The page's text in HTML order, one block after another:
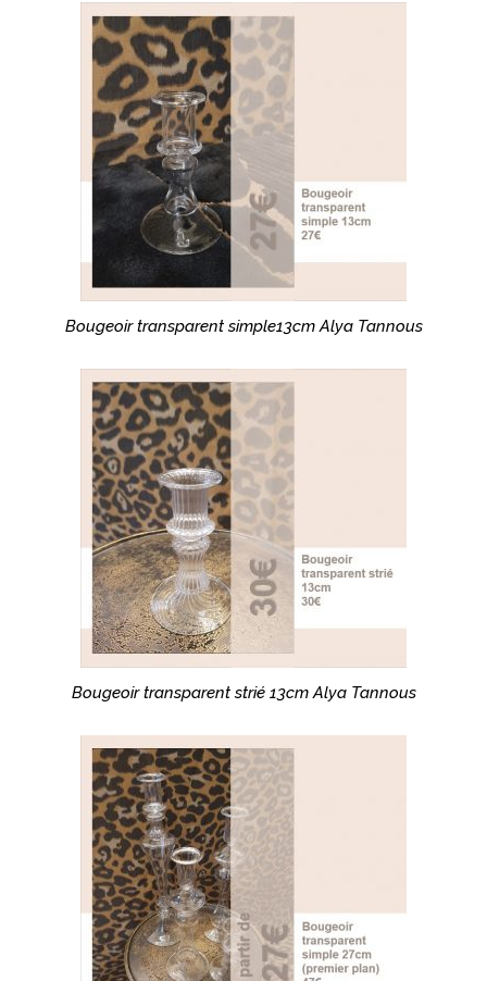
Bougeoir transparent simple13cm Alya Tannous
Bougeoir transparent strié 13cm Alya Tannous